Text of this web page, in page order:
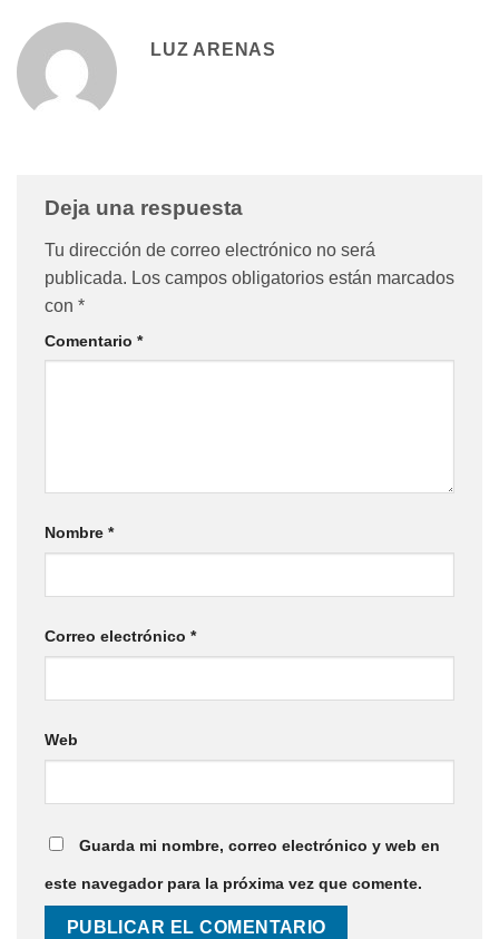
LUZ ARENAS
Deja una respuesta
Tu dirección de correo electrónico no será
publicada. Los campos obligatorios están marcados
con *
Comentario *
Nombre *
Correo electrónico *
Web
Guarda mi nombre, correo electrónico y web en
este navegador para la próxima vez que comente.